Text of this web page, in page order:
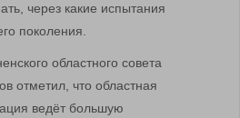
через какие испытания
поколения.
областного совета
отметил, что областная
ведёт большую